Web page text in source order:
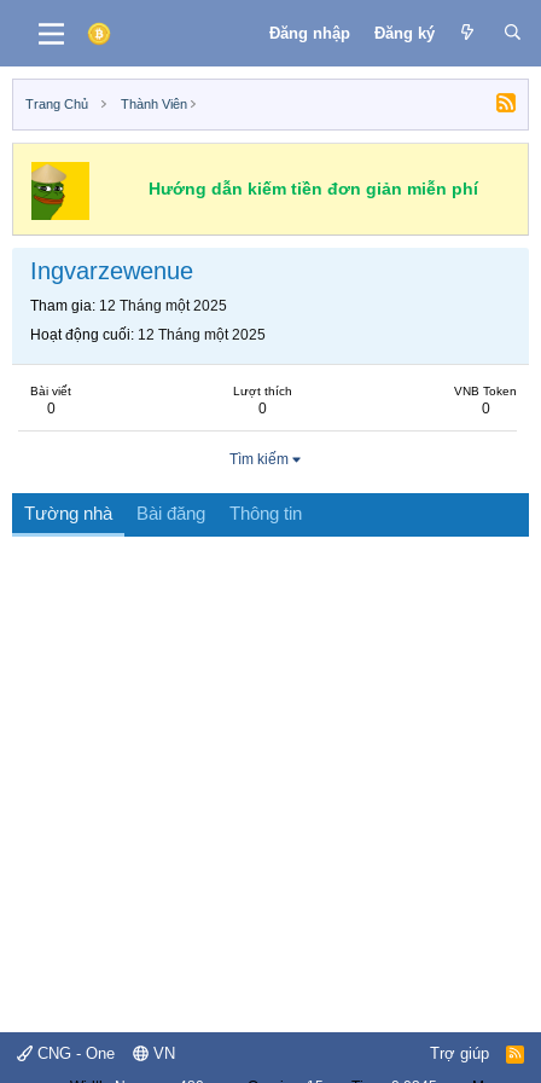
Đăng nhập Đăng ký
Trang Chủ Thành Viên
Hướng dẫn kiếm tiền đơn giản miễn phí
Ingvarzewenue
Tham gia 12 Tháng một 2025
Hoạt động cuối 12 Tháng một 2025
Bài viết
0
Lượt thích
0
VNB Token
0
Tìm kiếm
Tường nhà Bài đăng Thông tin
CNG - One VN Trợ giúp
R